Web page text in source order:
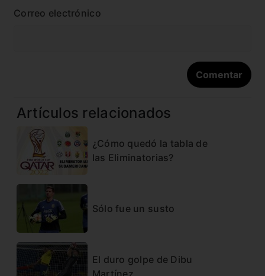
Correo electrónico
Artículos relacionados
¿Cómo quedó la tabla de
las Eliminatorias?
Sólo fue un susto
El duro golpe de Dibu